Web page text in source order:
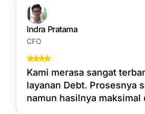
Indra Pratama
CFO
Kami merasa sangat
layanan Debt. Prosesnya
namun hasilnya maksimal